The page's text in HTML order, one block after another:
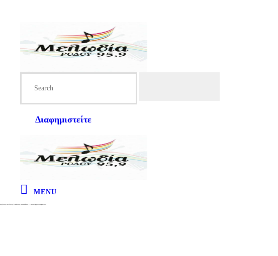
Διαφημιστείτε
MENU
Χρήστος Μπότσης ft Κώστας Μακεδόνας – “Καινούργιοι Άνθρωποι”